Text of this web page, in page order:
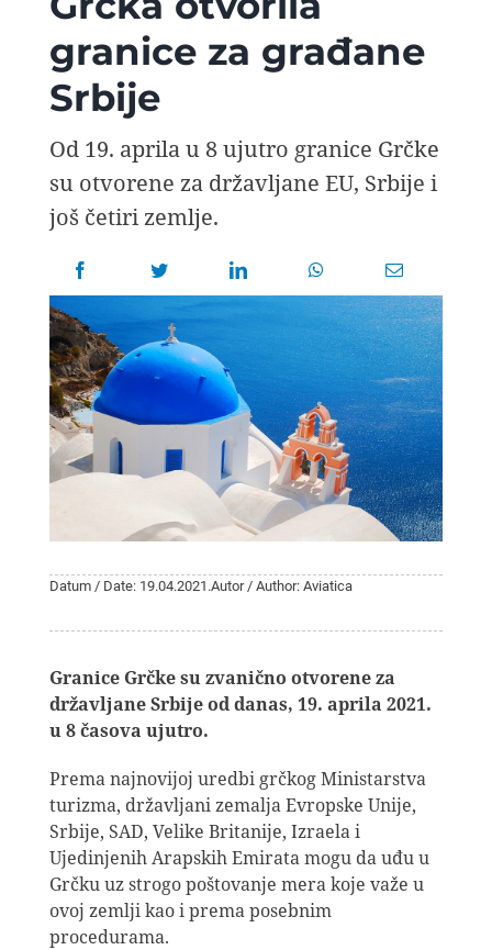
AVIOPEDIA
SPECIJAL
FOTO PRIČA
TEMA
AGENT
Search
for:
granice za građane
Srbije
Od 19. aprila u 8 ujutro granice Grčke
su otvorene za državljane EU, Srbije i
još četiri zemlje.
Datum / Date: 19.04.2021.Autor / Author: Aviatica
Granice Grčke su zvanično otvorene za
državljane Srbije od danas, 19. aprila 2021.
u 8 časova ujutro.
Prema najnovijoj uredbi grčkog Ministarstva
turizma, državljani zemalja Evropske Unije,
Srbije, SAD, Velike Britanije, Izraela i
Ujedinjenih Arapskih Emirata mogu da uđu u
Grčku uz strogo poštovanje mera koje važe u
ovoj zemlji kao i prema posebnim
procedurama.